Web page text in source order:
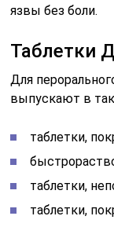
язвы без боли.
Таблетки
Для
выпускают в
таблетки,
таблетки,
таблетки,